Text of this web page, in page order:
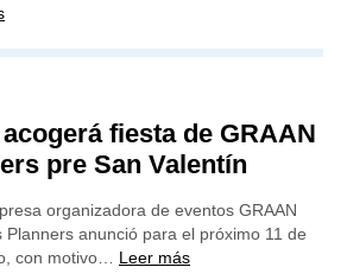
fiesta de GRAAN
pre San Valentín
organizadora de eventos GRAAN
Planners anunció para el próximo 11 de
con motivo… Leer más